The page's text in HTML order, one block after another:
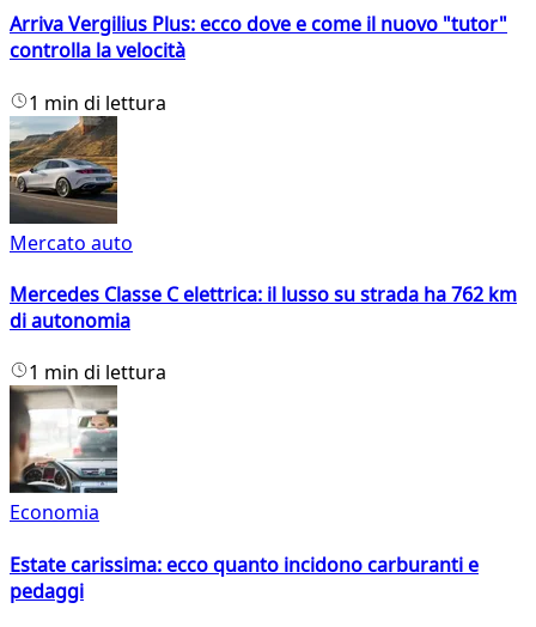
Arriva Vergilius Plus: ecco dove e come il nuovo "tutor"
controlla la velocità
1 min di lettura
Mercato auto
Mercedes Classe C elettrica: il lusso su strada ha 762 km
di autonomia
1 min di lettura
Economia
Estate carissima: ecco quanto incidono carburanti e
pedaggi